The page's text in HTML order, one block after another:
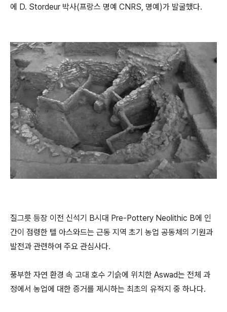
에 D. Stordeur 박사(프랑스 명예 CNRS, 명예)가 발굴했다.
질그릇 등장 이전 신석기 B시대 Pre-Pottery Neolithic B에 인
간이 점령한 텔 아스와드는 근동 지역 초기 농업 공동체의 기원과
발전과 관련하여 주요 관심사다.
풍부한 자연 환경 속 고대 호수 기슭에 위치한 Aswad는 전체 과
정에서 농업에 대한 증거를 제시하는 최초의 유적지 중 하나다.